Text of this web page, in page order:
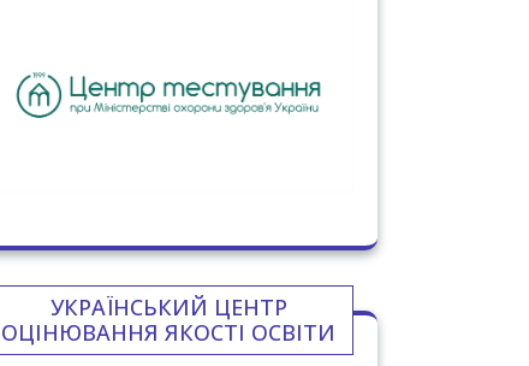
УКРАЇНСЬКИЙ ЦЕНТР
ОЦІНЮВАННЯ ЯКОСТІ ОСВІТИ